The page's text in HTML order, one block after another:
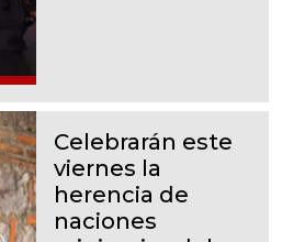
Celebrarán este
viernes la
herencia de
naciones